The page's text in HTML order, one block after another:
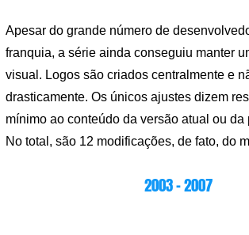
Apesar do grande número de
franquia, a série ainda conseguiu manter
visual. Logos são criados centralmente e
drasticamente. Os únicos ajustes dizem
mínimo ao conteúdo da versão atual ou da
No total, são 12 modificações, de fato, do
2003 – 2007